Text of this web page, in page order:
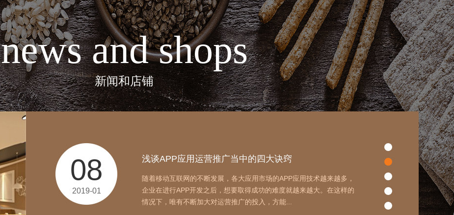
news and shops
新闻和店铺
08
2019-01
企业开发APP应用不得不正视的三大问题
相信大家在使用APP应用的时候，经常会遇到，知名度越是高的APP应
用，使用起来就越是顺畅，知名度小的APP应用，使用时就会遇到很多
问题。因此我们反过来说，企业在进行APP开发时，...
08 制作营销型网站之前需明确五大要素
当下不少企业都进行了营销型网站建设，大家对于营销型网站的功能了
08
2019-01
浅谈APP应用运营推广当中的四大诀窍
随着移动互联网的不断发展，各大应用市场的APP应用技术越来越多，
企业在进行APP开发之后，想要取得成功的难度就越来越大。在这样的
情况下，唯有不断加大对运营推广的投入，方能...